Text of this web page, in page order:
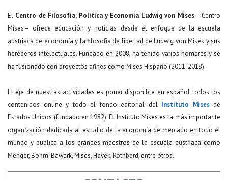
El Centro de Filosofía, Política y Economía Ludwig von Mises—Centro
Mises— ofrece educación y noticias desde el enfoque de la escuela
austriaca de economía y la filosofía de libertad de Ludwig von Mises y sus
herederos intelectuales. Fundado en 2008, ha tenido varios nombres y se
ha fusionado con proyectos afines como Mises Hispano (2011-2018).
El eje de nuestras actividades es poner disponible en español todos los
contenidos online y todo el fondo editorial del Instituto Misesde
Estados Unidos (fundado en 1982). El Instituto Mises es la más importante
organización dedicada al estudio de la economía de mercado en todo el
mundo y publica a los grandes maestros de la escuela austriaca como
Menger, Böhm-Bawerk, Mises, Hayek, Rothbard, entre otros.